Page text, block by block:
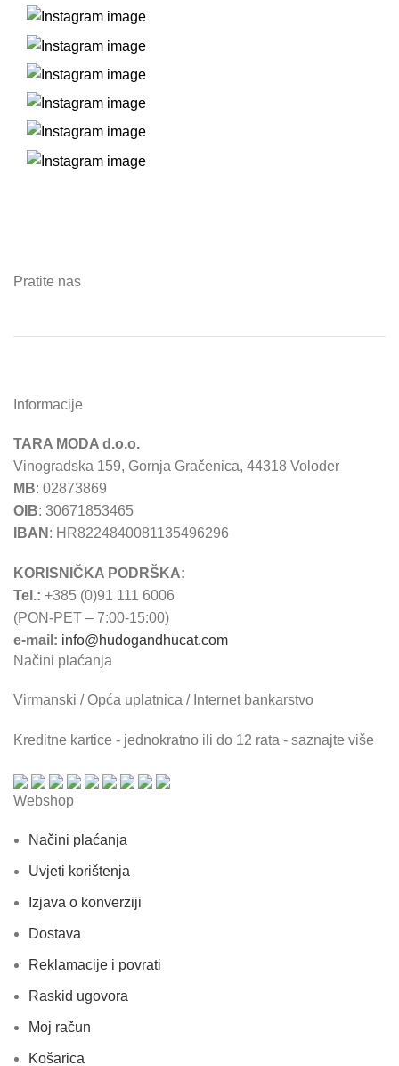
Pratite nas
Informacije
TARA MODA d.o.o.
Vinogradska 159, Gornja Gračenica, 44318 Voloder
MB: 02873869
OIB: 30671853465
IBAN : HR8224840081135496296
KORISNIČKA PODRŠKA:
Tel.: +385 (0)91 111 6006
(PON-PET – 7:00-15:00)
e-mail: info@hudogandhucat.com
Načini plaćanja
Virmanski / Opća uplatnica / Internet bankarstvo
Kreditne kartice - jednokratno ili do 12 rata - saznajte više
Webshop
Načini plaćanja
Uvjeti korištenja
Izjava o konverziji
Dostava
Reklamacije i povrati
Raskid ugovora
Moj račun
Košarica